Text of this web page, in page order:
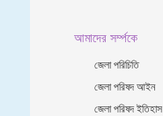
আমাদের সর্ম্পকে
জেলা পরিচিতি
জেলা পরিষদ আইন
জেলা পরিষদ ইতিহাস